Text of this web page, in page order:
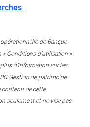
de Banque
« Conditions d’utilisation »
d’information sur les
Gestion de patrimoine.
contenu de cette
seulement et ne vise pas